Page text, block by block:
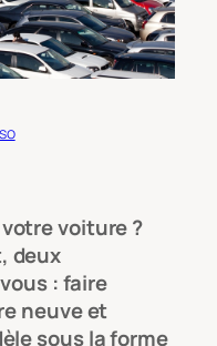
voiture ?
deux
: faire
neuve et
sous la forme